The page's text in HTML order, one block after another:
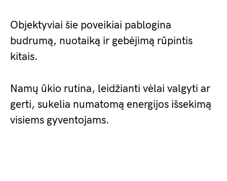
Objektyviai šie poveikiai pablogina
budrumą, nuotaiką ir gebėjimą rūpintis
kitais.
Namų ūkio rutina, leidžianti vėlai valgyti ar
gerti, sukelia numatomą energijos išsekimą
visiems gyventojams.